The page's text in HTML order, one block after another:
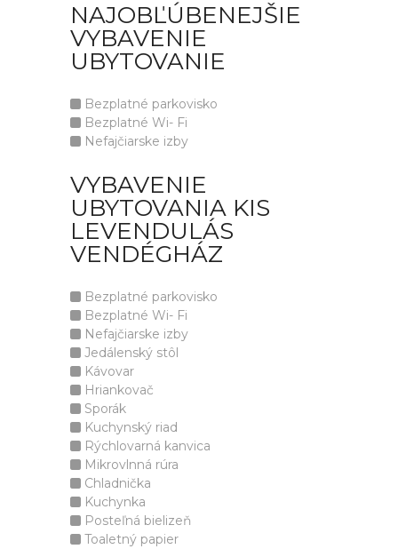
NAJOBĽÚBENEJŠIE
VYBAVENIE
UBYTOVANIE
Bezplatné parkovisko
Bezplatné Wi- Fi
Nefajčiarske izby
VYBAVENIE
UBYTOVANIA KIS
LEVENDULÁS
VENDÉGHÁZ
Bezplatné parkovisko
Bezplatné Wi- Fi
Nefajčiarske izby
Jedálenský stôl
Kávovar
Hriankovač
Sporák
Kuchynský riad
Rýchlovarná kanvica
Mikrovlnná rúra
Chladnička
Kuchynka
Posteľná bielizeň
Toaletný papier